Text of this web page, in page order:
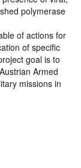
polymerase
of actions for
of specific
goal is to
Armed
missions in